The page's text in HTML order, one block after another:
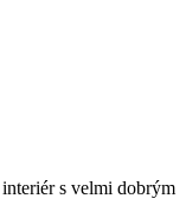
s velmi dobrým